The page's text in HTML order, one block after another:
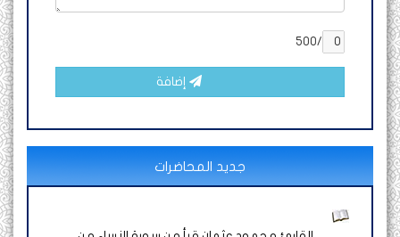
/500
إضافة
جديد المحاضرات